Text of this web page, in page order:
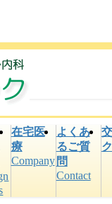
在宅医
療
Company
よくあ
るご質
問
Contact